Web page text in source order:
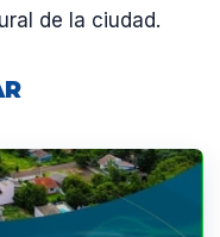
de la ciudad.